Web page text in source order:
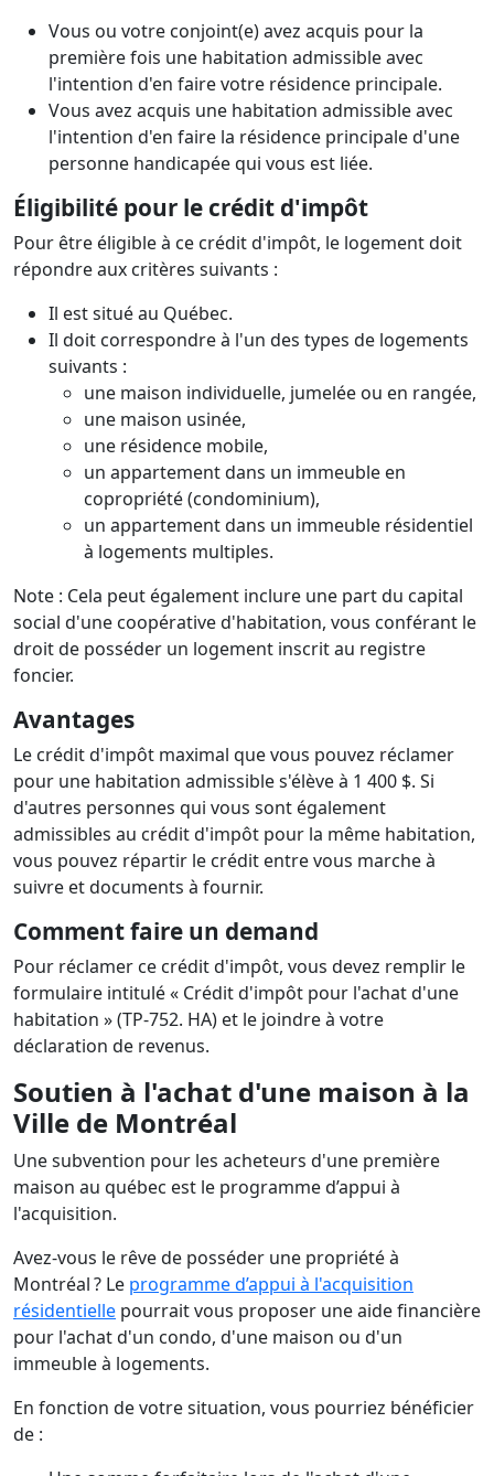
Vous ou votre conjoint(e) avez acquis pour la
première fois une habitation admissible avec
l'intention d'en faire votre résidence principale.
Vous avez acquis une habitation admissible avec
l'intention d'en faire la résidence principale d'une
personne handicapée qui vous est liée.
Éligibilité pour le crédit d'impôt
Pour être éligible à ce crédit d'impôt, le logement doit
répondre aux critères suivants :
Il est situé au Québec.
Il doit correspondre à l'un des types de logements
suivants :
une maison individuelle, jumelée ou en rangée,
une maison usinée,
une résidence mobile,
un appartement dans un immeuble en
copropriété (condominium),
un appartement dans un immeuble résidentiel
à logements multiples.
Note : Cela peut également inclure une part du capital
social d'une coopérative d'habitation, vous conférant le
droit de posséder un logement inscrit au registre
foncier.
Avantages
Le crédit d'impôt maximal que vous pouvez réclamer
pour une habitation admissible s'élève à 1 400 $. Si
d'autres personnes qui vous sont également
admissibles au crédit d'impôt pour la même habitation,
vous pouvez répartir le crédit entre vous marche à
suivre et documents à fournir.
Comment faire un demand
Pour réclamer ce crédit d'impôt, vous devez remplir le
formulaire intitulé « Crédit d'impôt pour l'achat d'une
habitation » (TP-752. HA) et le joindre à votre
déclaration de revenus.
Soutien à l'achat d'une maison à la
Ville de Montréal
Une subvention pour les acheteurs d'une première
maison au québec est le programme d’appui à
l'acquisition.
Avez-vous le rêve de posséder une propriété à
Montréal ? Le programme d’appui à l'acquisition
résidentielle pourrait vous proposer une aide financière
pour l'achat d'un condo, d'une maison ou d'un
immeuble à logements.
En fonction de votre situation, vous pourriez bénéficier
de :